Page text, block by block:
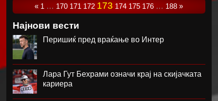
« 1 … 170 171 172 173 174 175 176 … 188 »
Најнови вести
Перишиќ пред враќање во Интер
Лара Гут Бехрами означи крај на скијачката
кариера